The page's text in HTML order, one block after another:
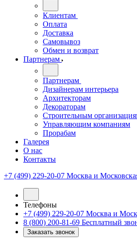
Клиентам
Оплата
Доставка
Самовывоз
Обмен и возврат
Партнерам
Партнерам
Дизайнерам интерьера
Архитекторам
Декораторам
Строительным
Управляющим компаниям
Прорабам
Галерея
О нас
Контакты
+7 (499) 229-20-07 Москва и
Телефоны
+7 (499) 229-20-07 Москва и
8 (800) 200-81-69 Бесплатный
Заказать звонок